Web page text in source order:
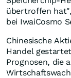
übertroffen
bei IwaiCosmo
Chinesische
Handel
Prognosen, die